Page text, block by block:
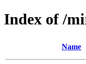
Index of /
Name